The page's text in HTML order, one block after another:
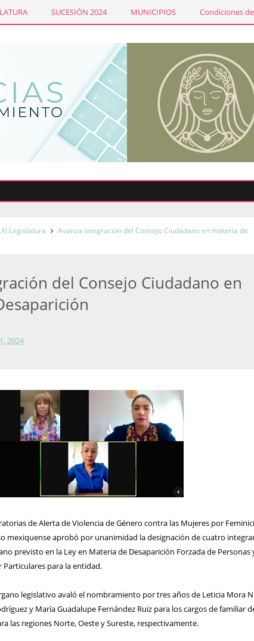
SUCESIÓN 2024 MUNICIPIOS Condiciones
Legislatura
Avanza integración del Consejo Ciudadano en materia de
del Consejo Ciudadano en
2024
de Alerta de Violencia de Género contra las Mujeres por
mexiquense aprobó por unanimidad la designación de cuatro
previsto en la Ley en Materia de Desaparición Forzada de Personas
para la entidad.
legislativo avaló el nombramiento por tres años de Leticia Mora
y María Guadalupe Fernández Ruiz para los cargos de familiar
las regiones Norte, Oeste y Sureste, respectivamente.